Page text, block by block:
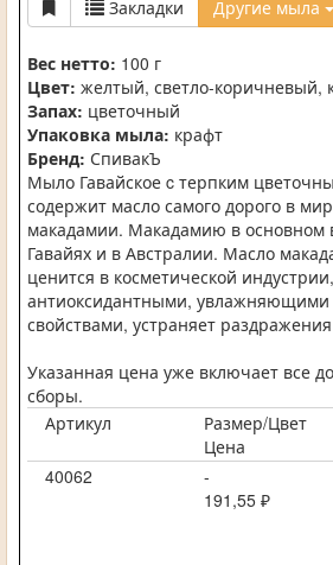
Закладки Другие мыла
Вес нетто: 100 г
Цвет: желтый, светло-коричневый,
Запах: цветочный
Упаковка мыла: крафт
Бренд: СпивакЪ
Мыло Гавайское c терпким
содержит масло самого дорого в
макадамии. Макадамию в
Гавайях и в Австралии. Масло
ценится в косметической
антиоксидантными,
свойствами, устраняет
Указанная цена уже включает все
сборы.
Артикул
Размер/Цвет
Цена
40062
-
191,55 ₽